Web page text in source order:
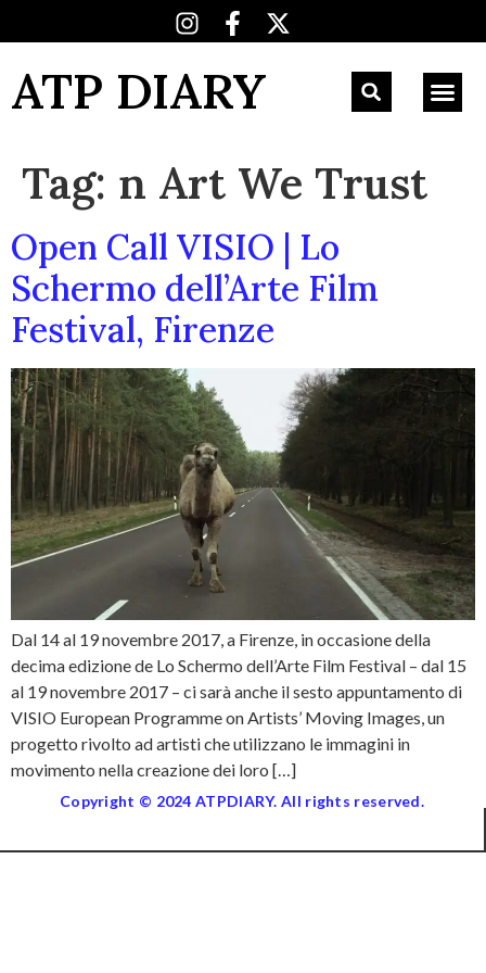
ATP DIARY
Tag: n Art We Trust
Open Call VISIO | Lo
Schermo dell’Arte Film
Festival, Firenze
Dal 14 al 19 novembre 2017, a Firenze, in occasione della
decima edizione de Lo Schermo dell’Arte Film Festival – dal 15
al 19 novembre 2017 – ci sarà anche il sesto appuntamento di
VISIO European Programme on Artists’ Moving Images, un
progetto rivolto ad artisti che utilizzano le immagini in
movimento nella creazione dei loro […]
Copyright © 2024 ATPDIARY. All rights reserved.